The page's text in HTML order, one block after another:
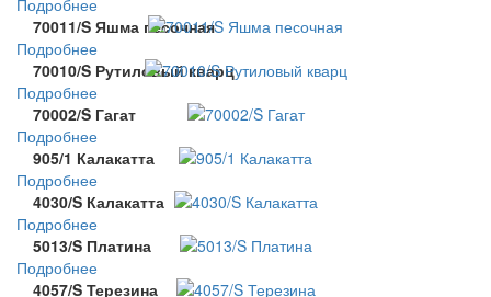
70011/S Яшма песочная
Подробнее
70010/S Рутиловый кварц
Подробнее
70002/S Гагат
Подробнее
905/1 Калакатта
Подробнее
4030/S Калакатта
Подробнее
5013/S Платина
Подробнее
4057/S Терезина